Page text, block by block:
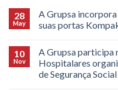
28
May
A Grupsa incorpora
suas portas
10
Nov
A Grupsa participa
Hospitalares
de Segurança Social